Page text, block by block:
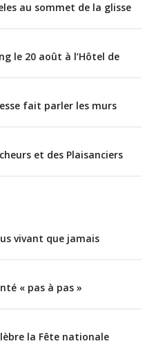
au sommet de la glisse
le 20 août à l’Hôtel de
fait parler les murs
et des Plaisanciers
vivant que jamais
« pas à pas »
la Fête nationale
afficher